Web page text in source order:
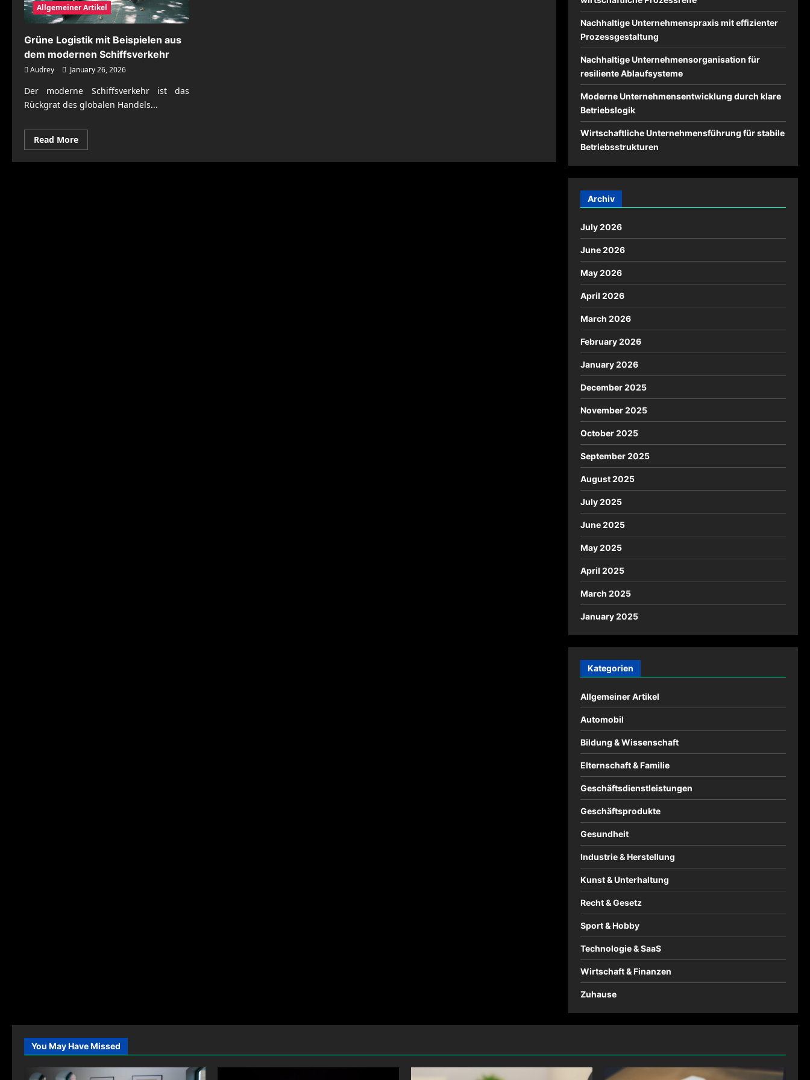
Allgemeiner Artikel
Grüne Logistik mit Beispielen aus
dem modernen Schiffsverkehr
Audrey January 26, 2026
Der moderne Schiffsverkehr ist das
Rückgrat des globalen Handels...
Read MoreRead
more
Grüne
Nachhaltige Unternehmenspraxis mit effizienter
Prozessgestaltung
Nachhaltige Unternehmensorganisation für
resiliente Ablaufsysteme
Moderne Unternehmensentwicklung durch klare
Betriebslogik
Wirtschaftliche Unternehmensführung für stabile
Betriebsstrukturen
Archiv
July 2026
June 2026
May 2026
April 2026
March 2026
February 2026
January 2026
December 2025
November 2025
October 2025
September 2025
August 2025
July 2025
June 2025
May 2025
April 2025
March 2025
January 2025
Kategorien
Allgemeiner Artikel
Automobil
Bildung & Wissenschaft
Elternschaft & Familie
Geschäftsdienstleistungen
Geschäftsprodukte
Gesundheit
Industrie & Herstellung
Kunst & Unterhaltung
Recht & Gesetz
Sport & Hobby
Technologie & SaaS
Wirtschaft & Finanzen
Zuhause
You May Have Missed